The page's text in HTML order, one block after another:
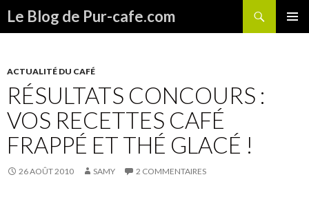
Le Blog de Pur-cafe.com
Recherche
ACTUALITÉ DU CAFÉ
RÉSULTATS CONCOURS :
VOS RECETTES CAFÉ
FRAPPÉ ET THÉ GLACÉ !
26 AOÛT 2010 SAMY 2 COMMENTAIRES